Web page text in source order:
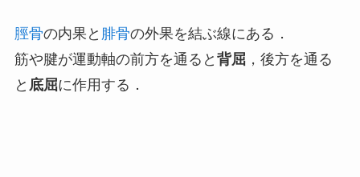
脛骨の内果と 腓骨の外果を結ぶ線にある．
筋や腱が運動軸の前方を通ると 背屈，後方を通る
と 底屈に作用する．